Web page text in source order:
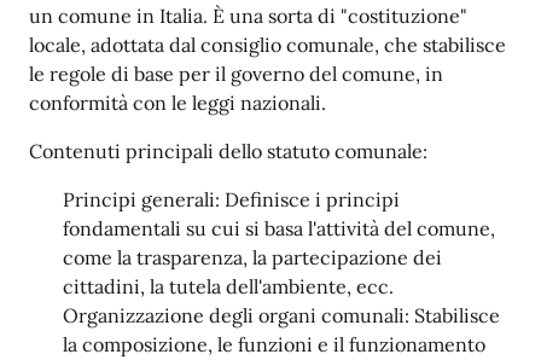
un comune in Italia. È una sorta di "costituzione"
locale, adottata dal consiglio comunale, che stabilisce
le regole di base per il governo del comune, in
conformità con le leggi nazionali.
Contenuti principali dello statuto comunale:
Principi generali: Definisce i principi
fondamentali su cui si basa l'attività del comune,
come la trasparenza, la partecipazione dei
cittadini, la tutela dell'ambiente, ecc.
Organizzazione degli organi comunali: Stabilisce
la composizione, le funzioni e il funzionamento